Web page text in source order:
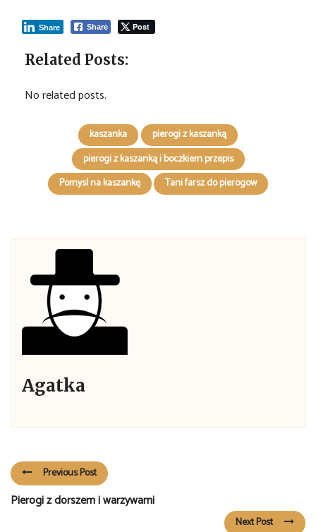
Share Post
Share
Related Posts:
No related posts.
kaszanka
pierogi z kaszanką
pierogi z kaszanką i boczkiem przepis
Pomysl na kaszankę
Tani farsz do pierogów
Agatka
Previous Post
Pierogi z dorszem i warzywami
Next Post